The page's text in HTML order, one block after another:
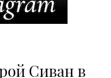
Сиван в